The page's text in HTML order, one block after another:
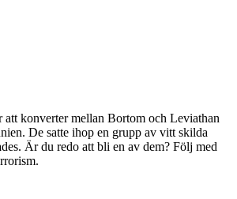
konverter mellan Bortom och Leviathan
De satte ihop en grupp av vitt skilda
Är du redo att bli en av dem? Följ med